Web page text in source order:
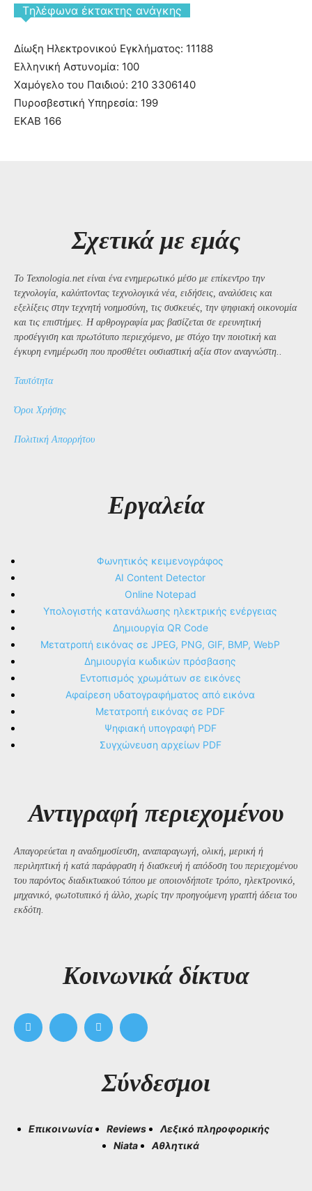
Tηλέφωνα έκτακτης ανάγκης
Δίωξη Ηλεκτρονικού Εγκλήματος: 11188
Ελληνική Αστυνομία: 100
Χαμόγελο του Παιδιού: 210 3306140
Πυροσβεστική Υπηρεσία: 199
ΕΚΑΒ 166
Σχετικά με εμάς
Το Texnologia.net είναι ένα ενημερωτικό μέσο με επίκεντρο την
τεχνολογία, καλύπτοντας τεχνολογικά νέα, ειδήσεις, αναλύσεις και
εξελίξεις στην τεχνητή νοημοσύνη, τις συσκευές, την ψηφιακή οικονομία
και τις επιστήμες. Η αρθρογραφία μας βασίζεται σε ερευνητική
προσέγγιση και πρωτότυπο περιεχόμενο, με στόχο την ποιοτική και
έγκυρη ενημέρωση που προσθέτει ουσιαστική αξία στον αναγνώστη..
Ταυτότητα
Όροι Χρήσης
Πολιτική Απορρήτου
Εργαλεία
Φωνητικός κειμενογράφος
AI Content Detector
Online Notepad
Υπολογιστής κατανάλωσης ηλεκτρικής ενέργειας
Δημιουργία QR Code
Μετατροπή εικόνας σε JPEG, PNG, GIF, BMP, WebP
Δημιουργία κωδικών πρόσβασης
Εντοπισμός χρωμάτων σε εικόνες
Αφαίρεση υδατογραφήματος από εικόνα
Μετατροπή εικόνας σε PDF
Ψηφιακή υπογραφή PDF
Συγχώνευση αρχείων PDF
Αντιγραφή περιεχομένου
Απαγορεύεται η αναδημοσίευση, αναπαραγωγή, ολική, μερική ή
περιληπτική ή κατά παράφραση ή διασκευή ή απόδοση του περιεχομένου
του παρόντος διαδικτυακού τόπου με οποιονδήποτε τρόπο, ηλεκτρονικό,
μηχανικό, φωτοτυπικό ή άλλο, χωρίς την προηγούμενη γραπτή άδεια του
εκδότη.
Kοινωνικά δίκτυα
Σύνδεσμοι
Επικοινωνία Reviews
Λεξικό πληροφορικής
Niata
Αθλητικά